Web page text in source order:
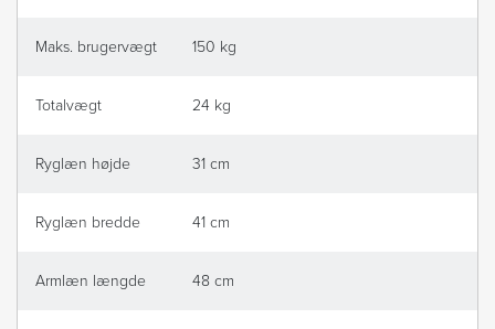
Maks. brugervægt 150 kg
Totalvægt 24 kg
Ryglæn højde 31 cm
Ryglæn bredde 41 cm
Armlæn længde 48 cm